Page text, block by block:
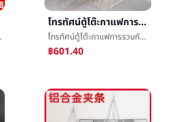
ทางขึ้นลาดชันสก์ท็อปคณะกรรมการ
โทรทัศน์ตู้โต๊ะกาแฟการรวมกันทันสมัยง่ายห้องนั่งเล่นครัวเรือนชั้นชั้นวางของตู้เก็บของหนึ่งโต๊ะชาสั้นคณะรัฐมนตรี
โทรทัศน์ตู้โต๊ะกาแฟการรวมกันทันสมัยง่ายห้องนั่งเล่นครัวเรือนชั้นชั้นวางของตู้เก็บของหนึ่งโต๊ะชาสั้นคณะรัฐมนตรี
฿601.40